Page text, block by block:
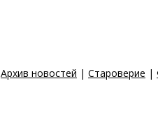
Архив новостей | Староверие |